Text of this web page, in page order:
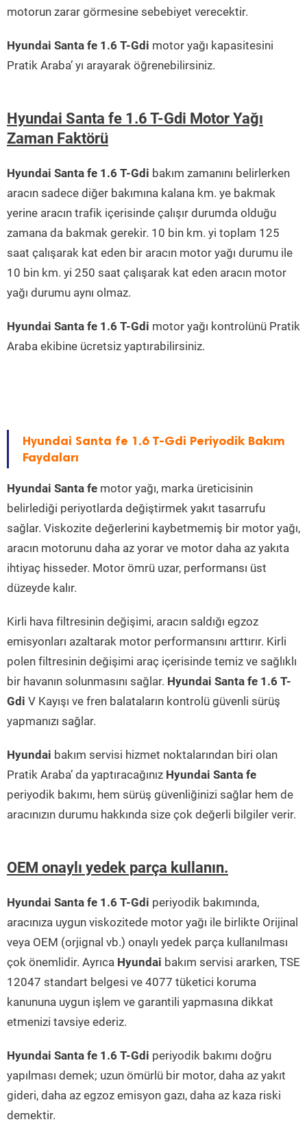
motorun zarar görmesine sebebiyet verecektir.
Hyundai Santa fe 1.6 T-Gdi motor yağı kapasitesini
Pratik Araba’ yı arayarak öğrenebilirsiniz.
Hyundai Santa fe 1.6 T-Gdi Motor Yağı
Zaman Faktörü
Hyundai Santa fe 1.6 T-Gdi bakım zamanını belirlerken
aracın sadece diğer bakımına kalana km. ye bakmak
yerine aracın trafik içerisinde çalışır durumda olduğu
zamana da bakmak gerekir. 10 bin km. yi toplam 125
saat çalışarak kat eden bir aracın motor yağı durumu ile
10 bin km. yi 250 saat çalışarak kat eden aracın motor
yağı durumu aynı olmaz.
Hyundai Santa fe 1.6 T-Gdi motor yağı kontrolünü Pratik
Araba ekibine ücretsiz yaptırabilirsiniz.
Hyundai Santa fe 1.6 T-Gdi Periyodik Bakım
Faydaları
Hyundai Santa fe motor yağı, marka üreticisinin
belirlediği periyotlarda değiştirmek yakıt tasarrufu
sağlar. Viskozite değerlerini kaybetmemiş bir motor yağı,
aracın motorunu daha az yorar ve motor daha az yakıta
ihtiyaç hisseder. Motor ömrü uzar, performansı üst
düzeyde kalır.
Kirli hava filtresinin değişimi, aracın saldığı egzoz
emisyonları azaltarak motor performansını arttırır. Kirli
polen filtresinin değişimi araç içerisinde temiz ve sağlıklı
bir havanın solunmasını sağlar. Hyundai Santa fe 1.6 T-
Gdi V Kayışı ve fren balataların kontrolü güvenli sürüş
yapmanızı sağlar.
Hyundai bakım servisi hizmet noktalarından biri olan
Pratik Araba’ da yaptıracağınız Hyundai Santa fe
periyodik bakımı, hem sürüş güvenliğinizi sağlar hem de
aracınızın durumu hakkında size çok değerli bilgiler verir.
OEM onaylı yedek parça kullanın.
Hyundai Santa fe 1.6 T-Gdi periyodik bakımında,
aracınıza uygun viskozitede motor yağı ile birlikte Orijinal
veya OEM (orjignal vb.) onaylı yedek parça kullanılması
çok önemlidir. Ayrıca Hyundai bakım servisi ararken, TSE
12047 standart belgesi ve 4077 tüketici koruma
kanununa uygun işlem ve garantili yapmasına dikkat
etmenizi tavsiye ederiz.
Hyundai Santa fe 1.6 T-Gdi periyodik bakımı doğru
yapılması demek; uzun ömürlü bir motor, daha az yakıt
gideri, daha az egzoz emisyon gazı, daha az kaza riski
demektir.